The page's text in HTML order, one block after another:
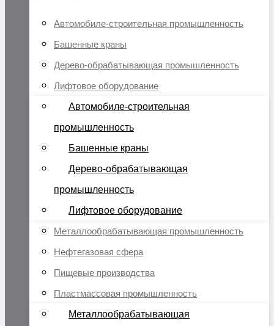
Автомобиле-строительная промышленность
Башенные краны
Дерево-обрабатывающая промышленность
Лифтовое оборудование
Автомобиле-строительная
промышленность
Башенные краны
Дерево-обрабатывающая
промышленность
Лифтовое оборудование
Металлообрабатывающая промышленность
Нефтегазовая сфера
Пищевые производства
Пластмассовая промышленность
Металлообрабатывающая